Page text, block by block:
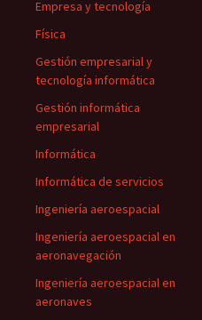
Empresa y tecnología
Física
Gestión empresarial y
tecnología informática
Gestión informática
empresarial
Informática
Informática de servicios
Ingeniería aeroespacial
Ingeniería aeroespacial en
aeronavegación
Ingeniería aeroespacial en
aeronaves